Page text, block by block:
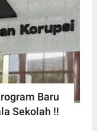
Baru
Sekolah !!